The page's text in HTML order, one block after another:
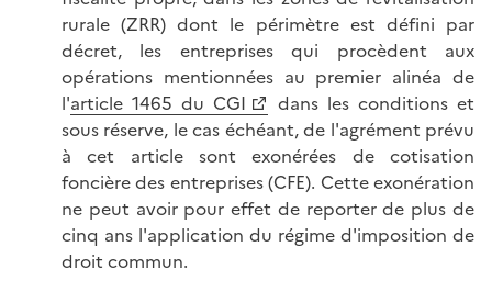
rurale (ZRR) dont le périmètre est défini par
décret, les entreprises qui procèdent aux
opérations mentionnées au premier alinéa de
l'article 1465 du CGI
dans les conditions et
sous réserve, le cas échéant, de l'agrément prévu
à cet article sont exonérées de cotisation
foncière des entreprises (CFE). Cette exonération
ne peut avoir pour effet de reporter de plus de
cinq ans l'application du régime d'imposition de
droit commun.